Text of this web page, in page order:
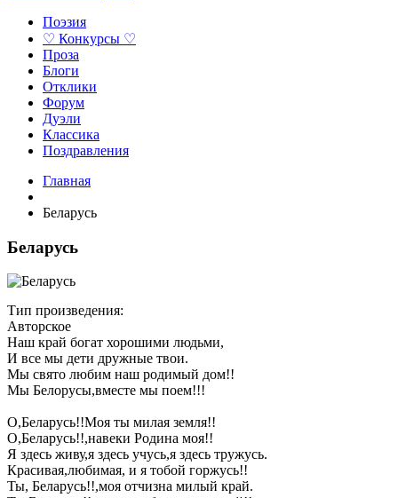
Поэзия
♡ Конкурсы ♡
Проза
Блоги
Отклики
Форум
Дуэли
Классика
Поздравления
Главная
Беларусь
Беларусь
Тип произведения:
Авторское
Наш край богат хорошими людьми,
И все мы дети дружные твои.
Мы свято любим наш родимый дом!!
Мы Белорусы,вместе мы поем!!!
О,Беларусь!!Моя ты милая земля!!
О,Беларусь!!,навеки Родина моя!!
Я здесь живу,я здесь учусь,я здесь тружусь.
Красивая,любимая, и я тобой горжусь!!
Ты, Беларусь!!,моя отчизна милый край.